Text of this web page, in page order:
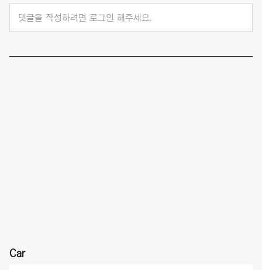
댓글을 작성하려면 로그인 해주세요.
Car